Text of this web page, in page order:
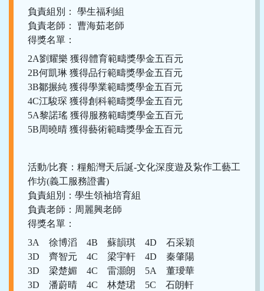
負責組別： 學生福利組
負責老師： 曹海茹老師
得獎名單：
2A劉耀樂 獲得體育範疇獎學金五百元
2B何凱琳 獲得品行範疇獎學金五百元
3B鄒搌純 獲得學業範疇獎學金五百元
4C江駿琛 獲得創科範疇獎學金五百元
5A黎諾瑤 獲得服務範疇獎學金五百元
5B周曉晴 獲得藝術範疇獎學金五百元
活動/比賽：糧船灣天后誕-文化深度遊及紥作工藝工
作坊(義工服務證書)
負責組別：學生領袖培育組
負責老師：周麗興老師
得獎名單：
3A 徐博滔 4B 蘇韻琪 4D 石采穎
3D 齊智元 4C 梁宇軒 4D 秦肇陽
3D 梁楚媚 4C 雷灝朗 5A 董璦華
3D 潘蔚晴 4C 林楚珺 5C 石朗軒